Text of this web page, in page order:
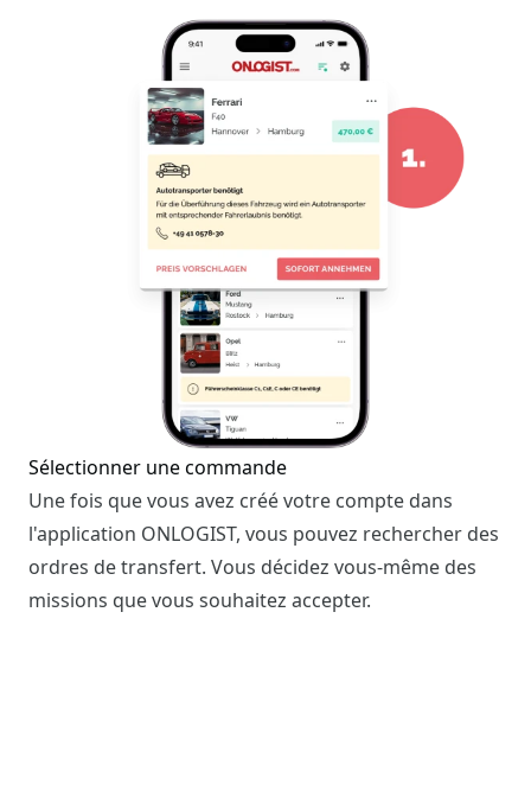
Sélectionner une commande
Une fois que vous avez créé votre compte dans
l'application ONLOGIST, vous pouvez rechercher des
ordres de transfert. Vous décidez vous-même des
missions que vous souhaitez accepter.